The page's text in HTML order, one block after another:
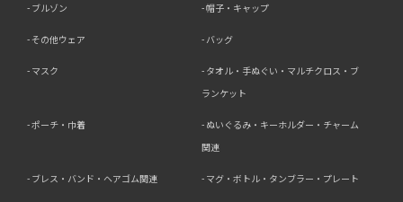
ブルゾン 帽子・キャップ
その他ウェア バッグ
マスク
タオル・手ぬぐい・マルチクロス・ブ
ランケット
ポーチ・巾着
ぬいぐるみ・キーホルダー・チャーム
関連
ブレス・バンド・ヘアゴム関連 マグ・ボトル・タンブラー・プレート